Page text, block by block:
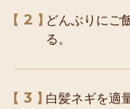
2
どんぶりにご
る。
3
白髪ネギを適